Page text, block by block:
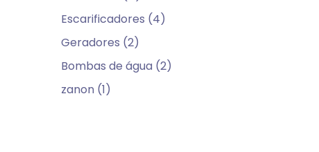
Escarificadores (4)
Geradores (2)
Bombas de água (2)
zanon (1)